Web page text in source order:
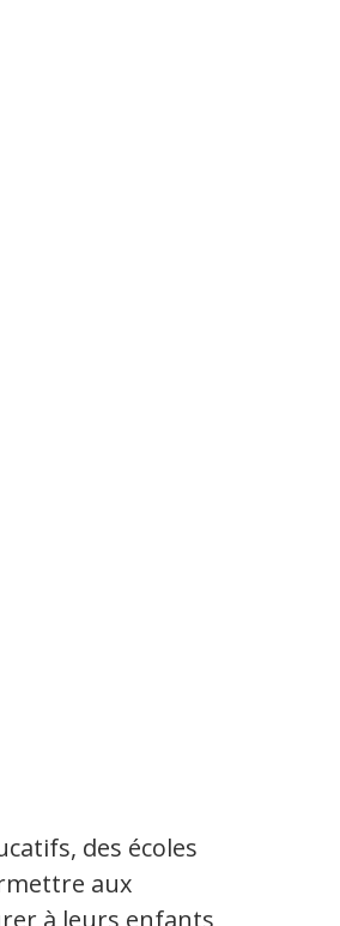
des écoles
aux
à leurs enfants